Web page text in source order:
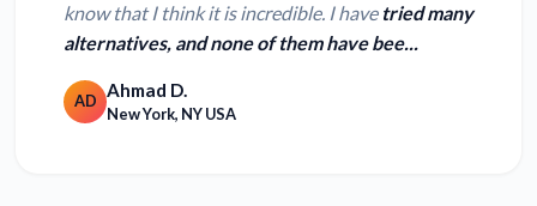
know that I think it is incredible. I have tried many
alternatives, and none of them have bee...
AD Ahmad D.
New York, NY USA